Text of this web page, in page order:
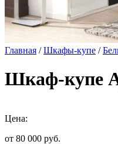
Главная /Шкафы-купе /
Шкаф-купе
Цена:
от 80 000 руб.